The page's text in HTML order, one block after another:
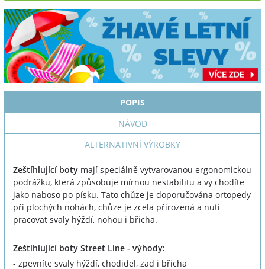
POPIS
NÁVOD
ALTERNATIVNÍ VÝROBKY
Zeštíhlující boty mají speciálně vytvarovanou ergonomickou
podrážku, která způsobuje mírnou nestabilitu a vy chodíte
jako naboso po písku. Tato chůze je doporučována ortopedy
při plochých nohách, chůze je zcela přirozená a nutí
pracovat svaly hýždí, nohou i břicha.
Zeštíhlující boty Street Line - výhody:
- zpevníte svaly hýždí, chodidel, zad i břicha